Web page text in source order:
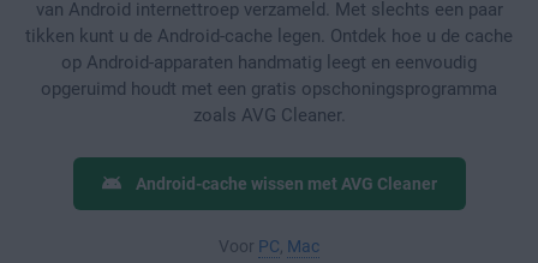
van Android internettroep verzameld. Met slechts een paar
tikken kunt u de Android-cache legen. Ontdek hoe u de cache
op Android-apparaten handmatig leegt en eenvoudig
opgeruimd houdt met een gratis opschoningsprogramma
zoals AVG Cleaner.
Android-cache wissen met AVG Cleaner
Voor PC Mac